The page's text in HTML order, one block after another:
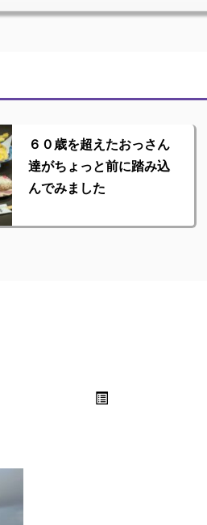
６０歳を超えたおっさん
達がちょっと前に踏み込
んでみました